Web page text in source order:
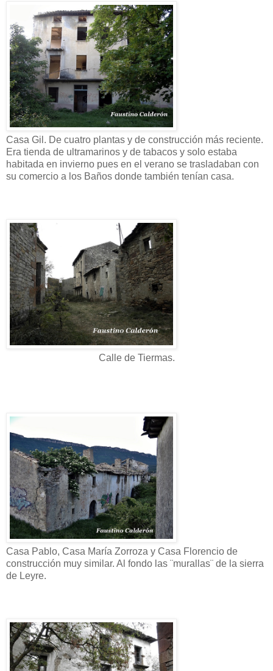
Casa Gil. De cuatro plantas y de construcción más reciente.
Era tienda de ultramarinos y de tabacos y solo estaba
habitada en invierno pues en el verano se trasladaban con
su comercio a los Baños donde también tenían casa.
Calle de Tiermas.
Casa Pablo, Casa María Zorroza y Casa Florencio de
construcción muy similar. Al fondo las ¨murallas¨ de la sierra
de Leyre.